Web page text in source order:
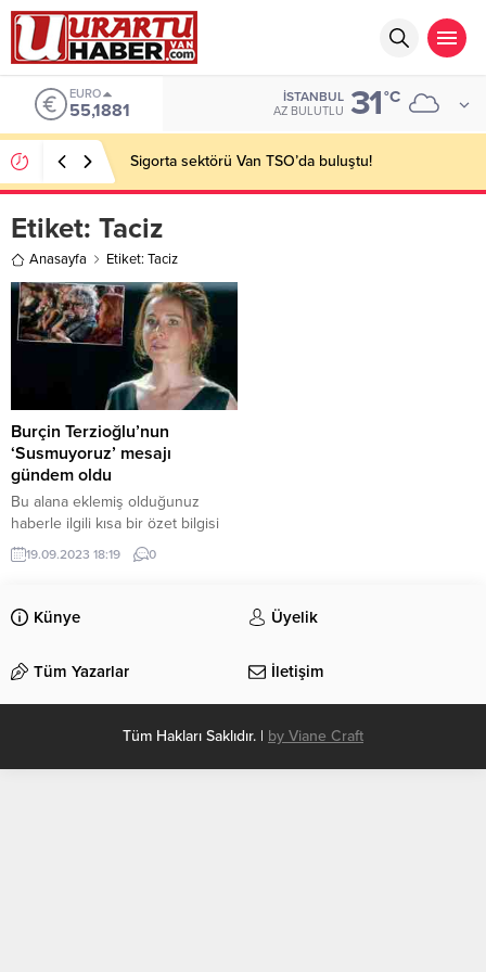
EURO
55,1881
İSTANBUL
AZ BULUTLU 31°C
Sigorta sektörü Van TSO’da buluştu!
Etiket: Taciz
Anasayfa Etiket: Taciz
Burçin Terzioğlu’nun
‘Susmuyoruz’ mesajı
gündem oldu
Bu alana eklemiş olduğunuz
haberle ilgili kısa bir özet bilgisi
ekleyebilirsiniz. Bu metin yazı
düzenleme sayfasında “Özet”
eklenmişse başlık altında kalın
olarak bu şekilde gösterilir,
19.09.2023 18:19 0
Künye Üyelik
Tüm Yazarlar İletişim
Tüm Hakları Saklıdır. | by Viane Craft